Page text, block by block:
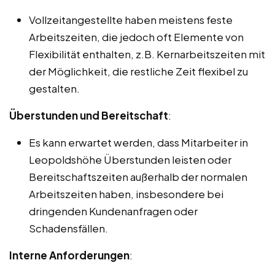
Vollzeitangestellte haben meistens feste
Arbeitszeiten, die jedoch oft Elemente von
Flexibilität enthalten, z.B. Kernarbeitszeiten mit
der Möglichkeit, die restliche Zeit flexibel zu
gestalten.
Überstunden und Bereitschaft:
Es kann erwartet werden, dass Mitarbeiter in
Leopoldshöhe Überstunden leisten oder
Bereitschaftszeiten außerhalb der normalen
Arbeitszeiten haben, insbesondere bei
dringenden Kundenanfragen oder
Schadensfällen.
Interne Anforderungen: